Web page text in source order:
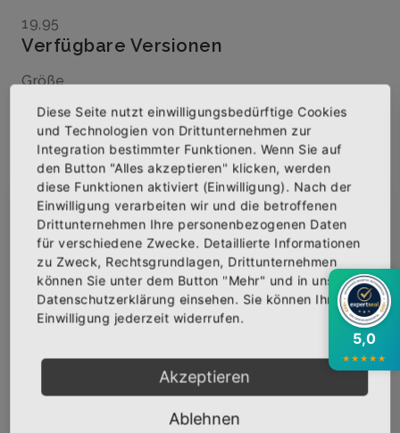
19,95
Verfügbare Versionen
Größe
Menge
IN DEN WARENKORB
AUF DIE WUNSCHLISTE
INFOS BEWERTUNGEN
Abonniere jetzt unseren Newsletter
Bekomme die aktuellsten News über neue
Produkte und zudem einen 10% Gutschein für
deine nächste Bestellung.
Abonnieren
5,0
★★★★★
Diese Seite nutzt einwilligungsbedürftige Cookies
und Technologien von Drittunternehmen zur
Integration bestimmter Funktionen. Wenn Sie auf
den Button "Alles akzeptieren" klicken, werden
diese Funktionen aktiviert (Einwilligung). Nach der
Einwilligung verarbeiten wir und die betroffenen
Drittunternehmen Ihre personenbezogenen Daten
für verschiedene Zwecke. Detaillierte Informationen
zu Zweck, Rechtsgrundlagen, Drittunternehmen
können Sie unter dem Button "Mehr" und in unserer
Datenschutzerklärung einsehen. Sie können Ihre
Einwilligung jederzeit widerrufen.
Akzeptieren
Ablehnen